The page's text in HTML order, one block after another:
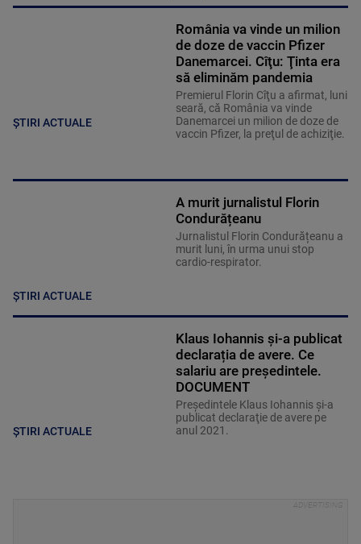
ȘTIRI ACTUALE
România va vinde un milion
de doze de vaccin Pfizer
Danemarcei. Cîţu: Ţinta era
să eliminăm pandemia
Premierul Florin Cîţu a afirmat, luni
seară, că România va vinde
Danemarcei un milion de doze de
vaccin Pfizer, la preţul de achiziţie.
ȘTIRI ACTUALE
A murit jurnalistul Florin
Condurățeanu
Jurnalistul Florin Condurățeanu a
murit luni, în urma unui stop
cardio-respirator.
ȘTIRI ACTUALE
Klaus Iohannis și-a publicat
declarația de avere. Ce
salariu are președintele.
DOCUMENT
Președintele Klaus Iohannis şi-a
publicat declaraţie de avere pe
anul 2021.